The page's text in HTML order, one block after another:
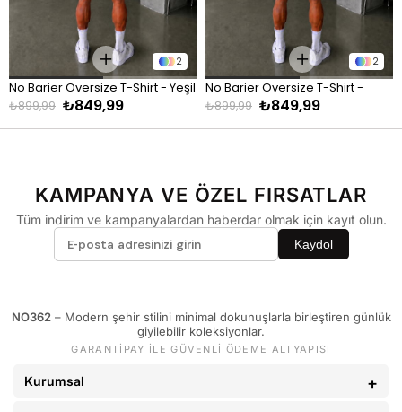
KİLO BEDEN
60 - 65 kg
66 - 71 kg 30
72 - 77 kg 31
78 - 82 kg 32
34
94 - 110 kg 36
2
No Barier Oversize T-Shirt - Yeşil
₺849,99
₺899,99
2
No Barier Oversize T-Shirt -
Kahve
₺849,99
₺899,99
KAMPANYA VE ÖZEL FIRSATLAR
Tüm indirim ve kampanyalardan haberdar olmak için kayıt olun.
Kaydol
NO362– Modern şehir stilini minimal dokunuşlarla birleştiren günlük
giyilebilir koleksiyonlar.
GARANTİPAY İLE GÜVENLİ ÖDEME ALTYAPISI
Kurumsal